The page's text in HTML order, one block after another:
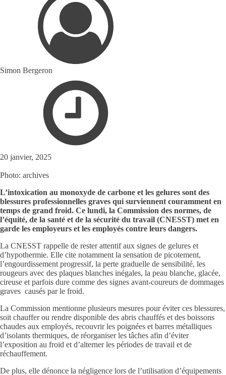
Simon Bergeron
20 janvier, 2025
Photo: archives
L’intoxication au monoxyde de carbone et les gelures sont des
blessures professionnelles graves qui surviennent couramment en
temps de grand froid. Ce lundi, la Commission des normes, de
l’équité, de la santé et de la sécurité du travail (CNESST) met en
garde les employeurs et les employés contre leurs dangers.
La CNESST rappelle de rester attentif aux signes de gelures et
d’hypothermie. Elle cite notamment la sensation de picotement,
l’engourdissement progressif, la perte graduelle de sensibilité, les
rougeurs avec des plaques blanches inégales, la peau blanche, glacée,
cireuse et parfois dure comme des signes avant-coureurs de dommages
graves causés par le froid.
La Commission mentionne plusieurs mesures pour éviter ces blessures,
soit chauffer ou rendre disponible des abris chauffés et des boissons
chaudes aux employés, recouvrir les poignées et barres métalliques
d’isolants thermiques, de réorganiser les tâches afin d’éviter
l’exposition au froid et d’alterner les périodes de travail et de
réchauffement.
De plus, elle dénonce la négligence lors de l’utilisation d’équipements